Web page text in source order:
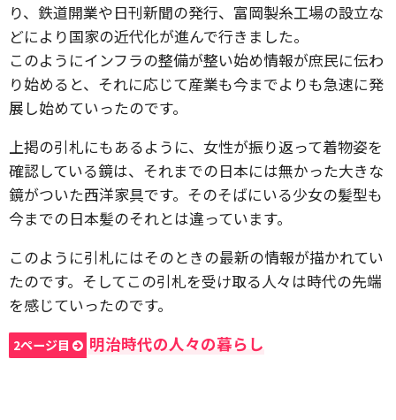
り、鉄道開業や日刊新聞の発行、富岡製糸工場の設立な
どにより国家の近代化が進んで行きました。
このようにインフラの整備が整い始め情報が庶民に伝わ
り始めると、それに応じて産業も今までよりも急速に発
展し始めていったのです。
上掲の引札にもあるように、女性が振り返って着物姿を
確認している鏡は、それまでの日本には無かった大きな
鏡がついた西洋家具です。そのそばにいる少女の髪型も
今までの日本髪のそれとは違っています。
このように引札にはそのときの最新の情報が描かれてい
たのです。そしてこの引札を受け取る人々は時代の先端
を感じていったのです。
2ページ目 明治時代の人々の暮らし